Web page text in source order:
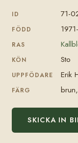
ID 71-
FÖDD
RAS
KÖN Sto
UPPFÖDARE Erik
FÄRG
SKICKA IN